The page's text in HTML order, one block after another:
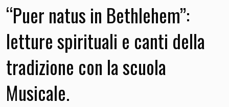
“Puer natus in Bethlehem”:
letture spirituali e canti della
tradizione con la scuola
Musicale.